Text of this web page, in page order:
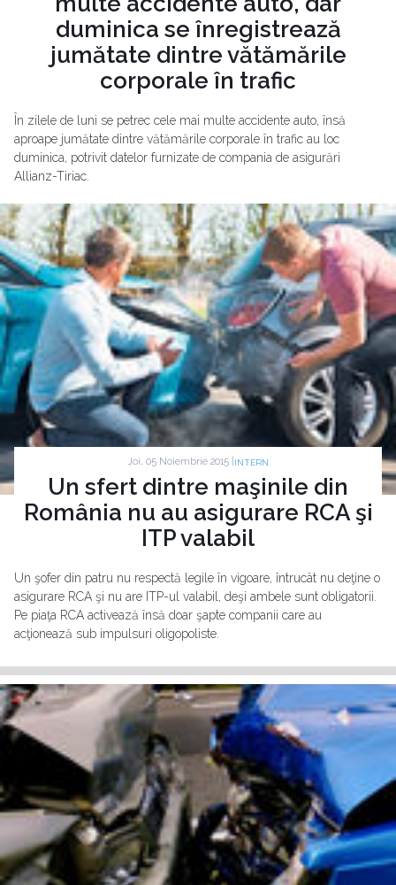
duminica se înregistrează
jumătate dintre vătămările
corporale în trafic
În zilele de luni se petrec cele mai multe accidente auto, însă
aproape jumătate dintre vătămările corporale în trafic au loc
duminica, potrivit datelor furnizate de compania de asigurări
Allianz-Tiriac.
Joi, 05 Noiembrie 2015 | INTERN
Un sfert dintre maşinile din
România nu au asigurare RCA şi
ITP valabil
Un şofer din patru nu respectă legile în vigoare, întrucât nu deţine o
asigurare RCA şi nu are ITP-ul valabil, deşi ambele sunt obligatorii.
Pe piaţa RCA activează însă doar şapte companii care au
acţionează sub impulsuri oligopoliste.